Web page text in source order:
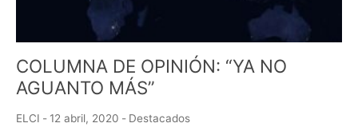
COLUMNA DE OPINIÓN: “YA NO
AGUANTO MÁS”
ELCI - 12 abril, 2020 - Destacados